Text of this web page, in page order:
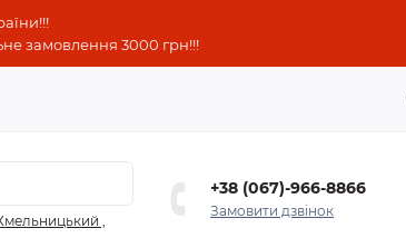
замовлення 3000 грн!!!
,
+38 (067)-966-8866
Замовити дзвінок